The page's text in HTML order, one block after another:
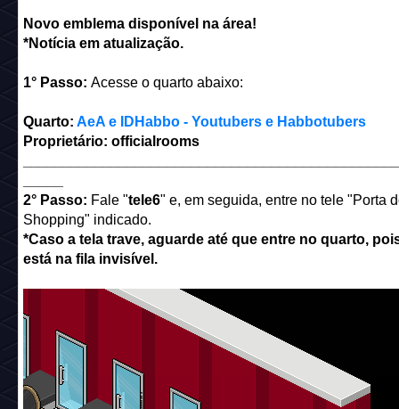
Novo emblema disponível na área!
*Notícia em atualização.
1° Passo: Acesse o quarto abaixo:
Quarto: AeA e IDHabbo - Youtubers e Habbotubers
Proprietário: officialrooms
2° Passo: Fale "tele6" e, em seguida, entre no tele "Porta
Shopping" indicado.
*Caso a tela trave, aguarde até que entre no quarto,
está na fila invisível.